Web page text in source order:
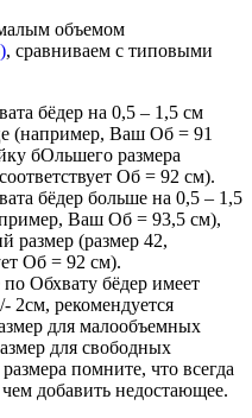
объемом
, сравниваем с типовыми
бёдер на 0,5 – 1,5 см
(например, Ваш Об = 91
бОльшего размера
Об = 92 см).
бёдер больше на 0,5 – 1,5
Ваш Об = 93,5 см),
размер (размер 42,
Об = 92 см).
Обхвату бёдер имеет
2см, рекомендуется
для малообъемных
для свободных
помните, что всегда
добавить недостающее.